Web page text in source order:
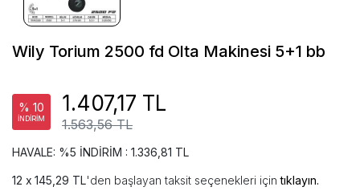
Wily Torium 2500 fd Olta Makinesi 5+1 bb
% 10
İNDİRİM 1.563,56 TL
1.407,17 TL
HAVALE: %5 İNDİRİM : 1.336,81 TL
145,29 TL'den başlayan taksit seçenekleri içintıklayın.